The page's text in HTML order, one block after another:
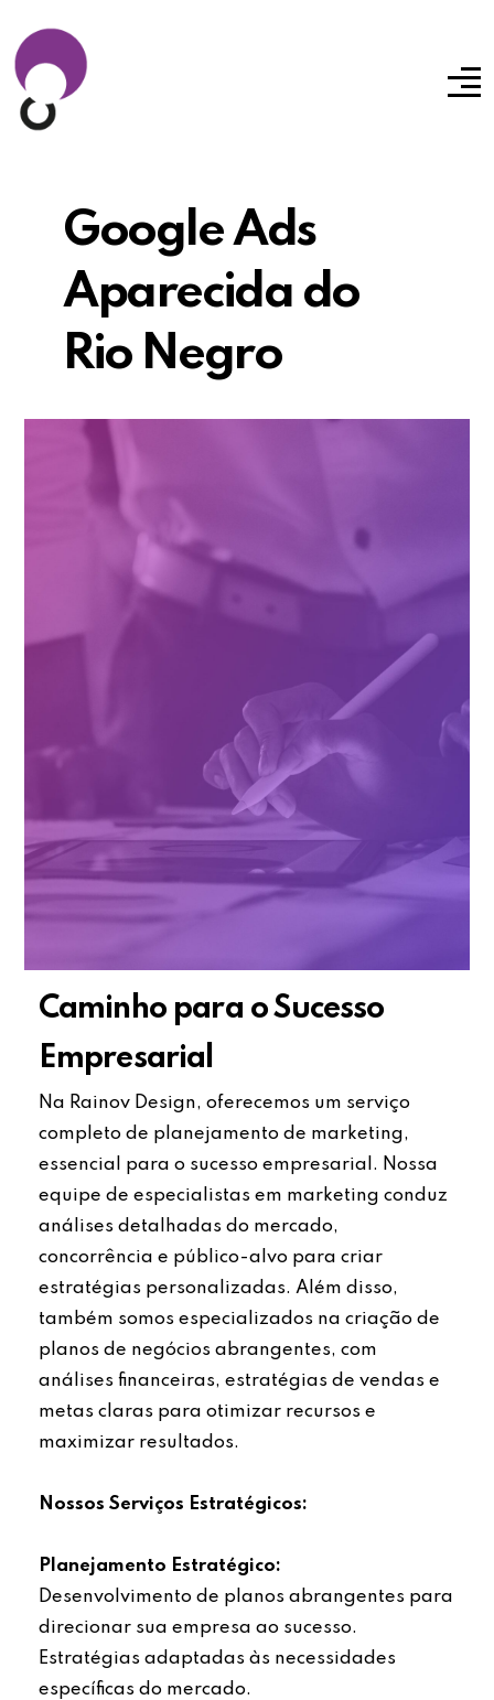
Google Ads
Aparecida do
Rio Negro
Caminho para o Sucesso
Empresarial
Na Rainov Design, oferecemos um serviço
completo de planejamento de marketing,
essencial para o sucesso empresarial. Nossa
equipe de especialistas em marketing conduz
análises detalhadas do mercado,
concorrência e público-alvo para criar
estratégias personalizadas. Além disso,
também somos especializados na criação de
planos de negócios abrangentes, com
análises financeiras, estratégias de vendas e
metas claras para otimizar recursos e
maximizar resultados.
Nossos Serviços Estratégicos:
Planejamento Estratégico:
Desenvolvimento de planos abrangentes para
direcionar sua empresa ao sucesso.
Estratégias adaptadas às necessidades
específicas do mercado.